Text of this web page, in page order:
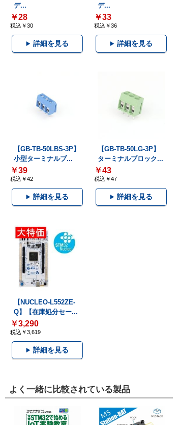
デ...
￥28
税込￥30
詳細を見る
デ...
￥33
税込￥36
詳細を見る
【GB-TB-50LBS-3P】
小型ターミナルブ...
￥39
税込￥42
詳細を見る
【GB-TB-50LG-3P】
ターミナルブロック...
￥43
税込￥47
詳細を見る
【NUCLEO-L552ZE-
Q】【在庫処分セー...
￥3,290
税込￥3,619
詳細を見る
よく一緒に比較されている製品